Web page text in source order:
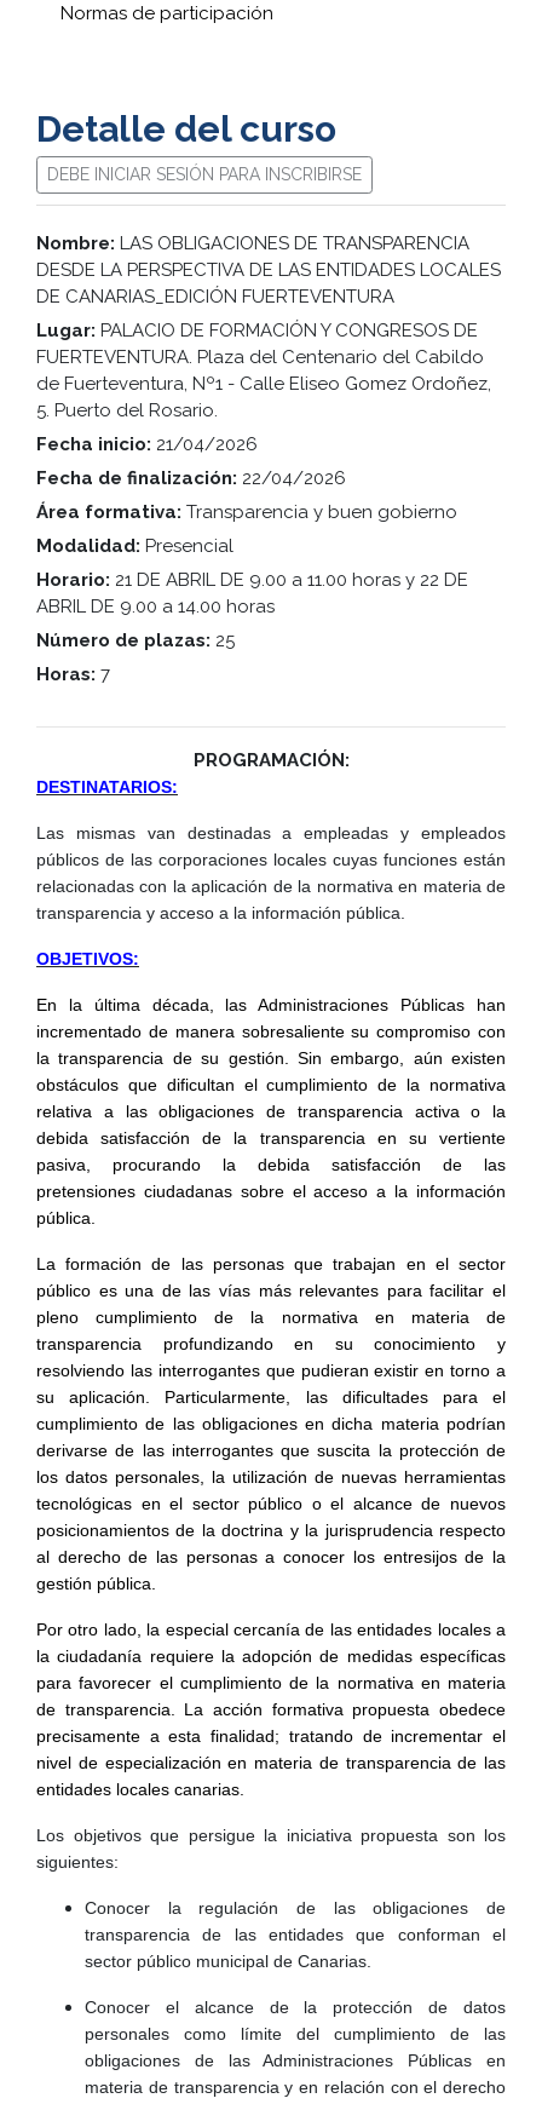
Normas de participación
Detalle del curso
DEBE INICIAR SESIÓN PARA INSCRIBIRSE
Nombre: LAS OBLIGACIONES DE TRANSPARENCIA
DESDE LA PERSPECTIVA DE LAS ENTIDADES LOCALES
DE CANARIAS_EDICIÓN FUERTEVENTURA
Lugar: PALACIO DE FORMACIÓN Y CONGRESOS DE
FUERTEVENTURA. Plaza del Centenario del Cabildo
de Fuerteventura, Nº1 - Calle Eliseo Gomez Ordoñez,
5. Puerto del Rosario.
Fecha inicio: 21/04/2026
Fecha de finalización: 22/04/2026
Área formativa: Transparencia y buen gobierno
Modalidad: Presencial
Horario: 21 DE ABRIL DE 9.00 a 11.00 horas y 22 DE
ABRIL DE 9.00 a 14.00 horas
Número de plazas: 25
Horas: 7
PROGRAMACIÓN:
DESTINATARIOS:
Las mismas van destinadas a empleadas y empleados
públicos de las corporaciones locales cuyas funciones están
relacionadas con la aplicación de la normativa en materia de
transparencia y acceso a la información pública.
OBJETIVOS:
En la última década, las Administraciones Públicas han
incrementado de manera sobresaliente su compromiso con
la transparencia de su gestión. Sin embargo, aún existen
obstáculos que dificultan el cumplimiento de la normativa
relativa a las obligaciones de transparencia activa o la
debida satisfacción de la transparencia en su vertiente
pasiva, procurando la debida satisfacción de las
pretensiones ciudadanas sobre el acceso a la información
pública.
La formación de las personas que trabajan en el sector
público es una de las vías más relevantes para facilitar el
pleno cumplimiento de la normativa en materia de
transparencia profundizando en su conocimiento y
resolviendo las interrogantes que pudieran existir en torno a
su aplicación. Particularmente, las dificultades para el
cumplimiento de las obligaciones en dicha materia podrían
derivarse de las interrogantes que suscita la protección de
los datos personales, la utilización de nuevas herramientas
tecnológicas en el sector público o el alcance de nuevos
posicionamientos de la doctrina y la jurisprudencia respecto
al derecho de las personas a conocer los entresijos de la
gestión pública.
Por otro lado, la especial cercanía de las entidades locales a
la ciudadanía requiere la adopción de medidas específicas
para favorecer el cumplimiento de la normativa en materia
de transparencia. La acción formativa propuesta obedece
precisamente a esta finalidad; tratando de incrementar el
nivel de especialización en materia de transparencia de las
entidades locales canarias.
Los objetivos que persigue la iniciativa propuesta son los
siguientes:
Conocer la regulación de las obligaciones de
transparencia de las entidades que conforman el
sector público municipal de Canarias.
Conocer el alcance de la protección de datos
personales como límite del cumplimiento de las
obligaciones de las Administraciones Públicas en
materia de transparencia y en relación con el derecho